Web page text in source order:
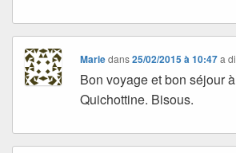
Mariedans25/02/2015 à 10:47 a
Bon voyage et bon séjour
Quichottine. Bisous.